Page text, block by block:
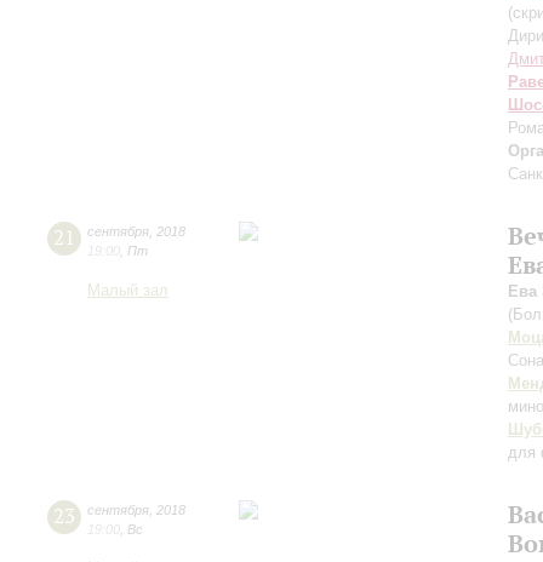
21 сентября 2018
19:00 Пт
Малый зал
Ева
для
23 сентября 2018
19:00 Вс